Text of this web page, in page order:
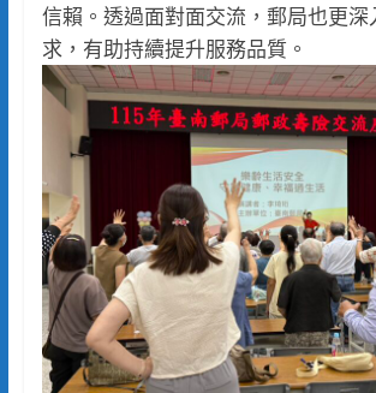
信賴。透過面對面交流，郵局也更深
求，有助持續提升服務品質。